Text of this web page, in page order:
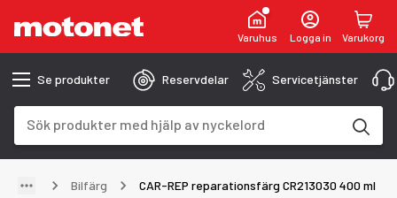
Varuhus Logga in Varukorg
Se produkter Reservdelar Servicetjänster
Bilfärg CAR-REP reparationsfärg CR213030 400 ml